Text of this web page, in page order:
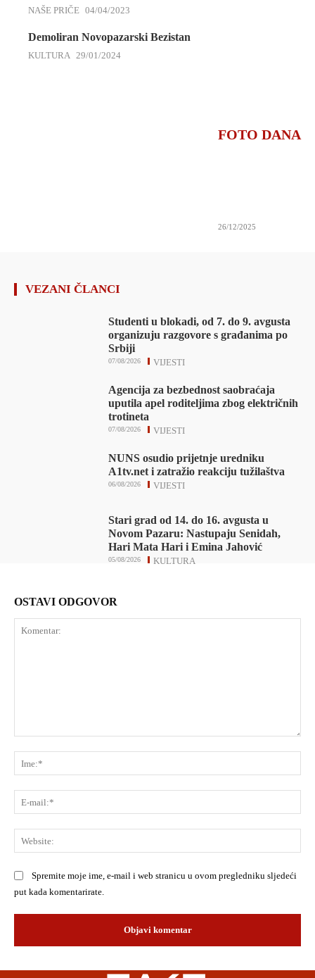
NAŠE PRIČE 04/04/2023
Demoliran Novopazarski Bezistan
KULTURA 29/01/2024
FOTO DANA
26/12/2025
VEZANI ČLANCI
Studenti u blokadi, od 7. do 9. avgusta
organizuju razgovore s građanima po
Srbiji
VIJESTI
07/08/2026
Agencija za bezbednost saobraćaja
uputila apel roditeljima zbog električnih
trotineta
VIJESTI
07/08/2026
NUNS osudio prijetnje uredniku
A1tv.net i zatražio reakciju tužilaštva
VIJESTI
06/08/2026
Stari grad od 14. do 16. avgusta u
Novom Pazaru: Nastupaju Senidah,
Hari Mata Hari i Emina Jahović
KULTURA
05/08/2026
OSTAVI ODGOVOR
Spremite moje ime, e-mail i web stranicu u ovom pregledniku sljedeći
put kada komentarirate.